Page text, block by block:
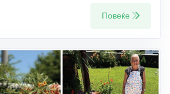
Повеќе